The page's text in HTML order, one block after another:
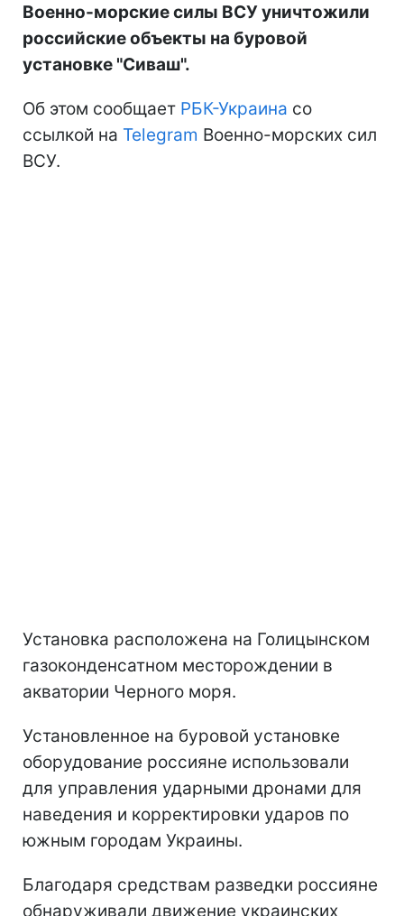
Военно-морские силы ВСУ уничтожили
российские объекты на буровой
установке "Сиваш".
Об этом сообщает РБК-Украина со
ссылкой на Telegram Военно-морских сил
ВСУ.
Установка расположена на Голицынском
газоконденсатном месторождении в
акватории Черного моря.
Установленное на буровой установке
оборудование россияне использовали
для управления ударными дронами для
наведения и корректировки ударов по
южным городам Украины.
Благодаря средствам разведки россияне
обнаруживали движение украинских